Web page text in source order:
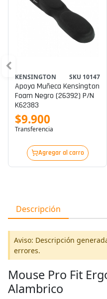
KENSINGTON SKU 10147
Apoya Muñeca Kensington
Foam Negro (26392) P/n
K62383
$9.900
Transferencia
Agregar al carro
Descripción
Aviso: Descripción
errores.
Mouse Pro Fit
Alambrico